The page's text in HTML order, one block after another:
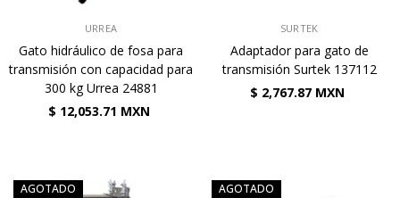
URREA
Gato hidráulico de fosa para
transmisión con capacidad para
300 kg Urrea 24881
$ 12,053.71 MXN
SURTEK
Adaptador para gato de
transmisión Surtek 137112
$ 2,767.87 MXN
AGOTADO AGOTADO